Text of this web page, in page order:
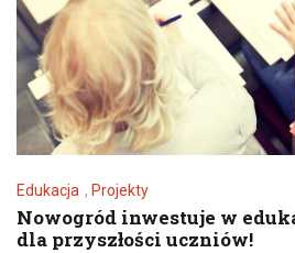
Edukacja , Projekty
Nowogród inwestuje w
dla przyszłości uczniów!